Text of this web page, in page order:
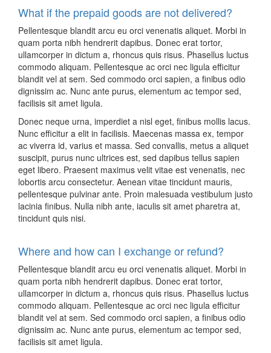
What if the prepaid goods are not delivered?
Pellentesque blandit arcu eu orci venenatis aliquet. Morbi in
quam porta nibh hendrerit dapibus. Donec erat tortor,
ullamcorper in dictum a, rhoncus quis risus. Phasellus luctus
commodo aliquam. Pellentesque ac orci nec ligula efficitur
blandit vel at sem. Sed commodo orci sapien, a finibus odio
dignissim ac. Nunc ante purus, elementum ac tempor sed,
facilisis sit amet ligula.
Donec neque urna, imperdiet a nisl eget, finibus mollis lacus.
Nunc efficitur a elit in facilisis. Maecenas massa ex, tempor
ac viverra id, varius et massa. Sed convallis, metus a aliquet
suscipit, purus nunc ultrices est, sed dapibus tellus sapien
eget libero. Praesent maximus velit vitae est venenatis, nec
lobortis arcu consectetur. Aenean vitae tincidunt mauris,
pellentesque pulvinar ante. Proin malesuada vestibulum justo
lacinia finibus. Nulla nibh ante, iaculis sit amet pharetra at,
tincidunt quis nisi.
Where and how can I exchange or refund?
Pellentesque blandit arcu eu orci venenatis aliquet. Morbi in
quam porta nibh hendrerit dapibus. Donec erat tortor,
ullamcorper in dictum a, rhoncus quis risus. Phasellus luctus
commodo aliquam. Pellentesque ac orci nec ligula efficitur
blandit vel at sem. Sed commodo orci sapien, a finibus odio
dignissim ac. Nunc ante purus, elementum ac tempor sed,
facilisis sit amet ligula.